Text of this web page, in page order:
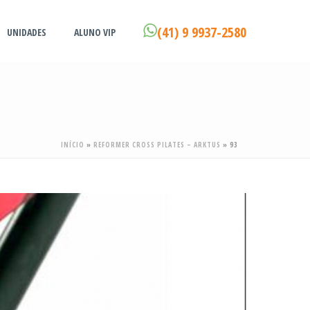
UNIDADES ALUNO VIP (41) 9 9937-2580
INÍCIO » REFORMER CROSS PILATES – ARKTUS » 93